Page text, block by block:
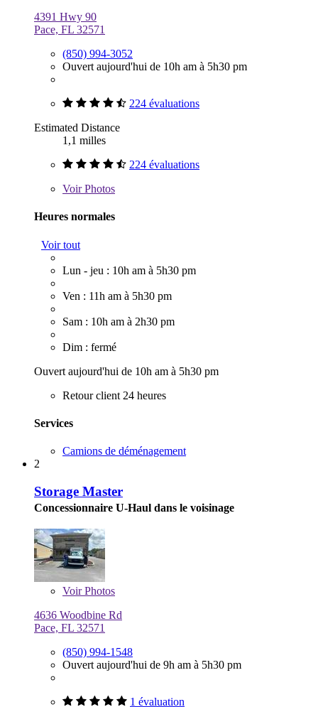
4391 Hwy 90
Pace, FL 32571
(850) 994-3052
Ouvert aujourd'hui de 10h am à 5h30 pm
224 évaluations
Estimated Distance
1,1 milles
224 évaluations
VoirPhotos
Heures normales
Voir tout
Lun - jeu : 10h am à 5h30 pm
Ven : 11h am à 5h30 pm
Sam : 10h am à 2h30 pm
Dim : fermé
Ouvert aujourd'hui de 10h am à 5h30 pm
Retour client 24 heures
Services
Camions de déménagement
2
Storage Master
Concessionnaire U-Haul dans le voisinage
VoirPhotos
4636 Woodbine Rd
Pace, FL 32571
(850) 994-1548
Ouvert aujourd'hui de 9h am à 5h30 pm
1 évaluation